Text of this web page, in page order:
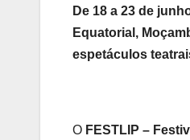
De 18 a 23 de
Equatorial,
espetáculos
O FESTLIP –